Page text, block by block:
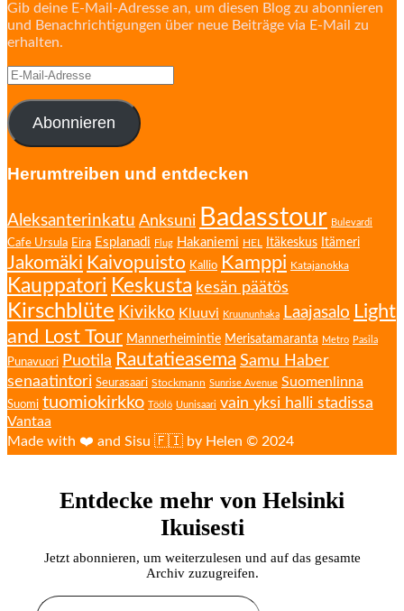
Gib deine E-Mail-Adresse an, um diesen Blog zu abonnieren
und Benachrichtigungen über neue Beiträge via E-Mail zu
erhalten.
E-
Adresse
Abonnieren
Herumtreiben und entdecken
Aleksanterinkatu Anksuni Badasstour Bulevardi
Cafe Ursula Eira Esplanadi Flug Hakaniemi HEL Itäkeskus Itämeri
Jakomäki Kaivopuisto Kallio Kamppi Katajanokka
Kauppatori Keskusta kesän päätös
Kirschblüte Kivikko Kluuvi Kruununhaka Laajasalo Light
and Lost Tour Mannerheimintie Merisatamaranta Metro Pasila
Punavuori Puotila Rautatieasema Samu Haber
senaatintori Seurasaari Stockmann Sunrise Avenue Suomenlinna
Suomi tuomiokirkko Töölö Uunisaari vain yksi halli stadissa
Vantaa
Made with ❤️ and Sisu 🇫🇮 by Helen © 2024
Entdecke mehr von Helsinki
Ikuisesti
Jetzt abonnieren, um weiterzulesen und auf das gesamte
Archiv zuzugreifen.
Gib